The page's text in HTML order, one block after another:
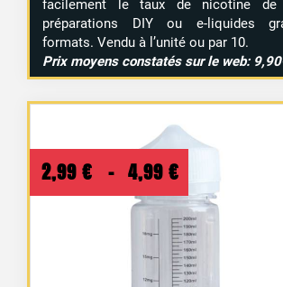
facilement le taux de nicotine de
préparations DIY ou e-liquides
formats. Vendu à l’unité ou par 10.
Prix moyens constatés sur le web:
2,99 € – 4,99 €
de
prix :
2,99 €